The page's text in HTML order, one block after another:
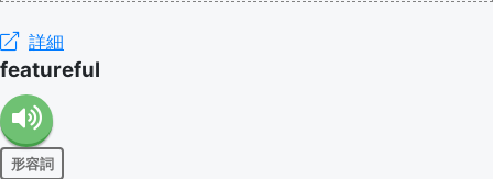
詳細
featureful
形容詞